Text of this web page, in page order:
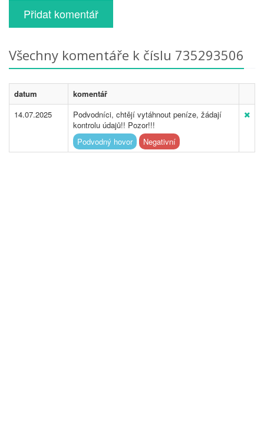
Přidat komentář
Všechny komentáře k číslu 735293506
datum
komentář
14.07.2025
Podvodníci, chtějí vytáhnout peníze, žádají
kontrolu údajů!! Pozor!!!
Podvodný hovor
Negativní